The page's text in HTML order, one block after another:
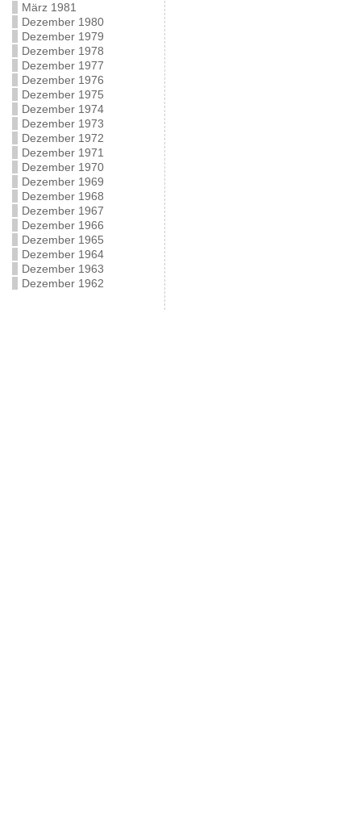
März 1981
Dezember 1980
Dezember 1979
Dezember 1978
Dezember 1977
Dezember 1976
Dezember 1975
Dezember 1974
Dezember 1973
Dezember 1972
Dezember 1971
Dezember 1970
Dezember 1969
Dezember 1968
Dezember 1967
Dezember 1966
Dezember 1965
Dezember 1964
Dezember 1963
Dezember 1962